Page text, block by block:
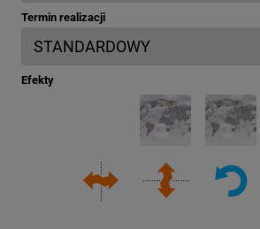
Termin realizacji
Efekty